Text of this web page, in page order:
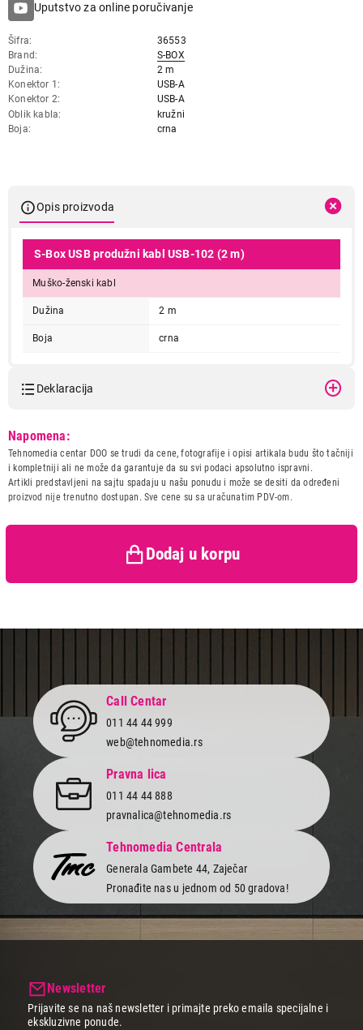
Uputstvo za online poručivanje
Šifra
36553
Brand
S-BOX
Dužina
2 m
Konektor 1
USB-A
Konektor 2
USB-A
Oblik kabla
kružni
Boja
crna
Opis proizvoda
S-Box USB produžni kabl USB-102 (2 m)
Muško-ženski kabl
Dužina 2 m
Boja crna
Deklaracija
Naziv i vrsta robe:
KABL IT/AV
Uvoznik:
\N
Zemlja porekla:
Kina
Prava potrošača:
Zagarantovana sva prava
zaštiti potrošača
Napomena:
Tehnomedia centar DOO se trudi da cene, fotografije i opisi artikala budu što tačniji
i kompletniji ali ne može da garantuje da su svi podaci apsolutno ispravni.
Artikli predstavljeni na sajtu spadaju u našu ponudu i može se desiti da određeni
proizvod nije trenutno dostupan. Sve cene su sa uračunatim PDV-om.
Dodaj u korpu
S-BOX KABL USB 102 2.0 A-A 2m
Proizvod je dodat u korpu.
Ukupno u korpi:
Nastavi kupovinu
Završi kupovinu
Call Centar
011 44 44 999
web@tehnomedia.rs
Pravna lica
011 44 44 888
pravnalica@tehnomedia.rs
Tehnomedia Centrala
Generala Gambete 44, Zaječar
Pronađite nas u jednom od 50 gradova!
Newsletter
Prijavite se na naš newsletter i primajte preko emaila specijalne i
ekskluzivne ponude.